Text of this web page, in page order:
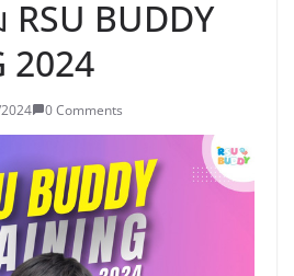
BUDDY
2024
0 Comments